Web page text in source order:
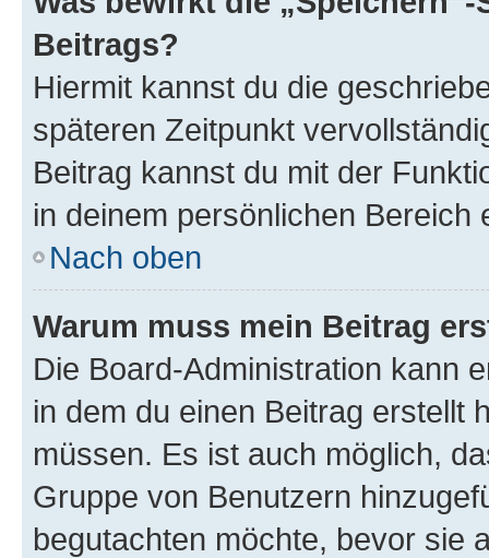
Beitrags?
Hiermit kannst du die
späteren Zeitpunkt
Beitrag kannst du mit der
in deinem persönlichen Bereich
Nach oben
Warum muss mein Beitrag
Die Board-Administration kann
in dem du einen Beitrag erstellt
müssen. Es ist auch möglich,
Gruppe von Benutzern
begutachten möchte, bevor sie